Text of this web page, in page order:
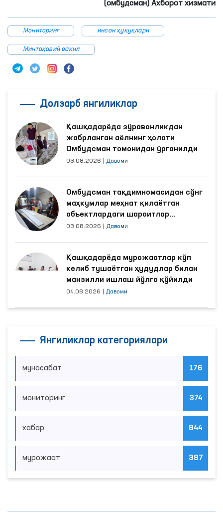
(омбудсман) Ахборот хизмати
Мониторинг инсон ҳуқуқлари
Минтақавий вакил
Долзарб янгиликлар
Қашқадарёда зўравонликдан
жабрланган аёлнинг ҳолати
Омбудсман томонидан ўрганилди
03.08.2026 Давоми
Омбудсман тақдимномасидан сўнг
маҳкумлар меҳнат қилаётган
объектлардаги шароитлар
яхшиланди
03.08.2026 Давоми
Қашқадарёда мурожаатлар кўп
келиб тушаётган ҳудудлар билан
манзилли ишлаш йўлга қўйилди
04.08.2026 Давоми
Янгиликлар категориялари
муносабат 176
мониторинг 374
хабар 844
мурожаат 387